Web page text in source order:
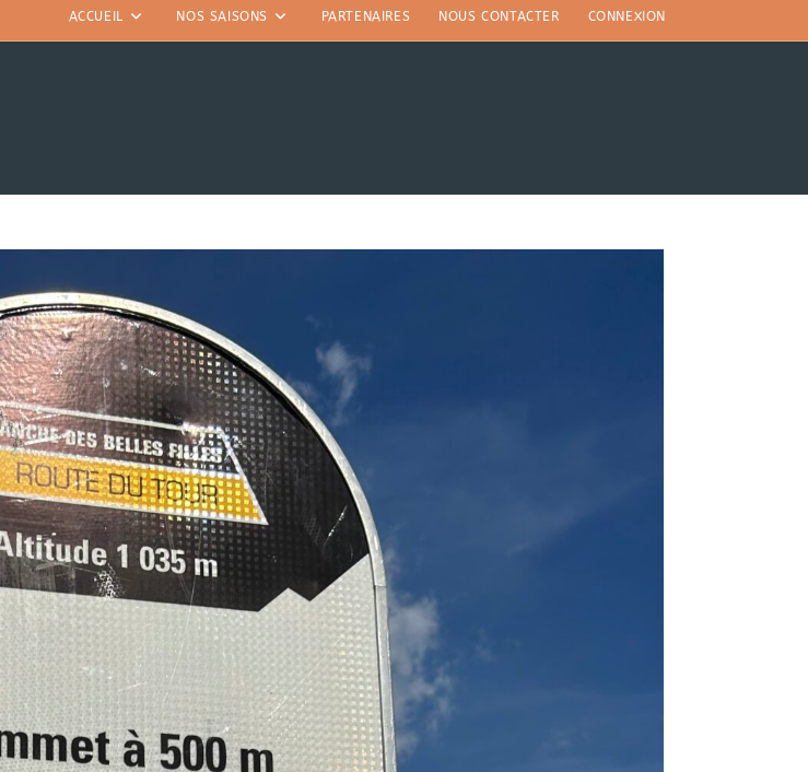
ACCUEIL NOS SAISONS PARTENAIRES NOUS CONTACTER CONNEXION